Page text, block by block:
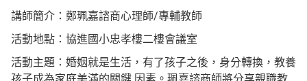
講師簡介：鄭珮嘉諮商心理師/專輔教師
活動地點：協進國小忠孝樓二樓會議室
活動主題：婚姻就是生活，有了孩子之後，身分轉換，教養